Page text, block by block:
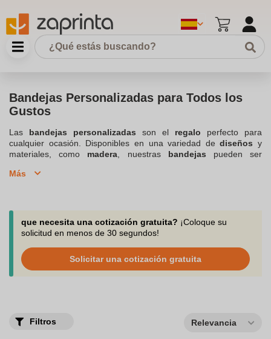
Bandejas Personalizadas para Todos los
Gustos
Las bandejas personalizadas son el regalo perfecto para
cualquier ocasión. Disponibles en una variedad dediseños y
materiales, como madera , nuestras bandejas pueden ser
único y especial. Ya sea para
ofrecen tanto funcionalidad como estilo. Cada
cuidadosamente diseñado para serresistenteyduradero
asegurando que tubandejapersonalizada sea un artículo útil y
podrás
que se adapte perfectamente a tus
necesidades. ¡Haz tupedidohoy mismo y disfruta de
envío
rápido y confiable!
Más
que necesita una cotización gratuita? ¡Coloque su
solicitud en menos de 30 segundos!
Solicitar una cotización gratuita
Filtros Relevancia